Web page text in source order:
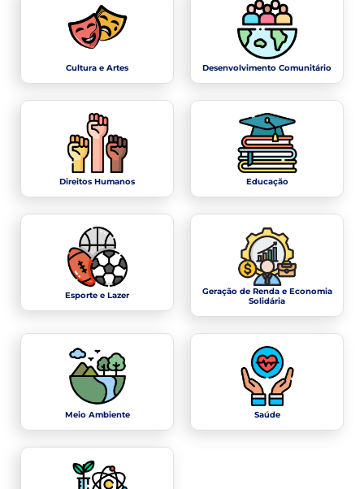
Cultura e Artes Desenvolvimento Comunitário
Direitos Humanos Educação
Esporte e Lazer
Geração de Renda e Economia
Solidária
Meio Ambiente Saúde